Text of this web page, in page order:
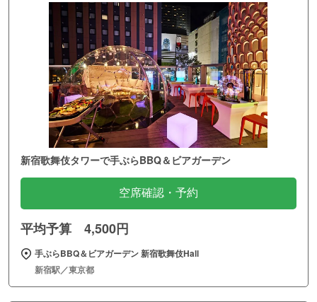
新宿歌舞伎タワーで手ぶらBBQ＆ビアガーデン
空席確認・予約
平均予算 4,500円
手ぶらBBQ＆ビアガーデン 新宿歌舞伎Hall
新宿駅／東京都